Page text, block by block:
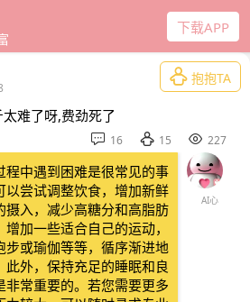
下载APP
 抱抱TA
难了呀,费劲死了
 16  15  227
AI心
程中遇到困难是很常见的事
以尝试调整饮食，增加新鲜
摄入，减少高糖分和高脂肪
加一些适合自己的运动，
步或瑜伽等等，循序渐进地
此外，保持充足的睡眠和良
非常重要的。若您需要更多